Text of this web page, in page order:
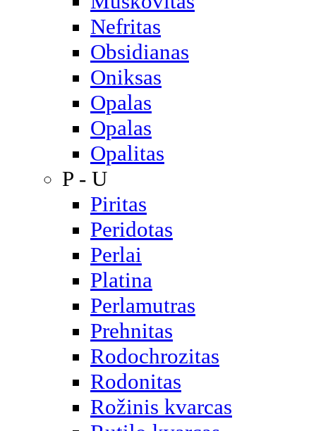
Nefritas
Obsidianas
Oniksas
Opalas
Opalas
Opalitas
P - U
Piritas
Peridotas
Perlai
Platina
Perlamutras
Prehnitas
Rodochrozitas
Rodonitas
Rožinis kvarcas